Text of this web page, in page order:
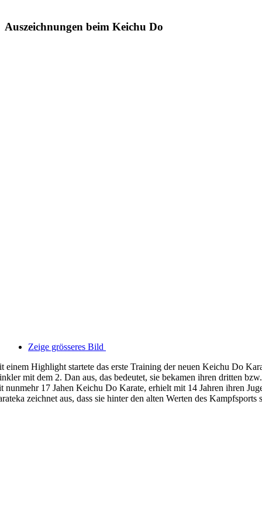
Auszeichnungen beim Keichu Do
Zeige grösseres Bild
einem Highlight startete das erste Training der neuen Keichu Do
mit dem 2. Dan aus, das bedeutet, sie bekamen ihren dritten
nunmehr 17 Jahen Keichu Do Karate, erhielt mit 14 Jahren ihren
zeichnet aus, dass sie hinter den alten Werten des